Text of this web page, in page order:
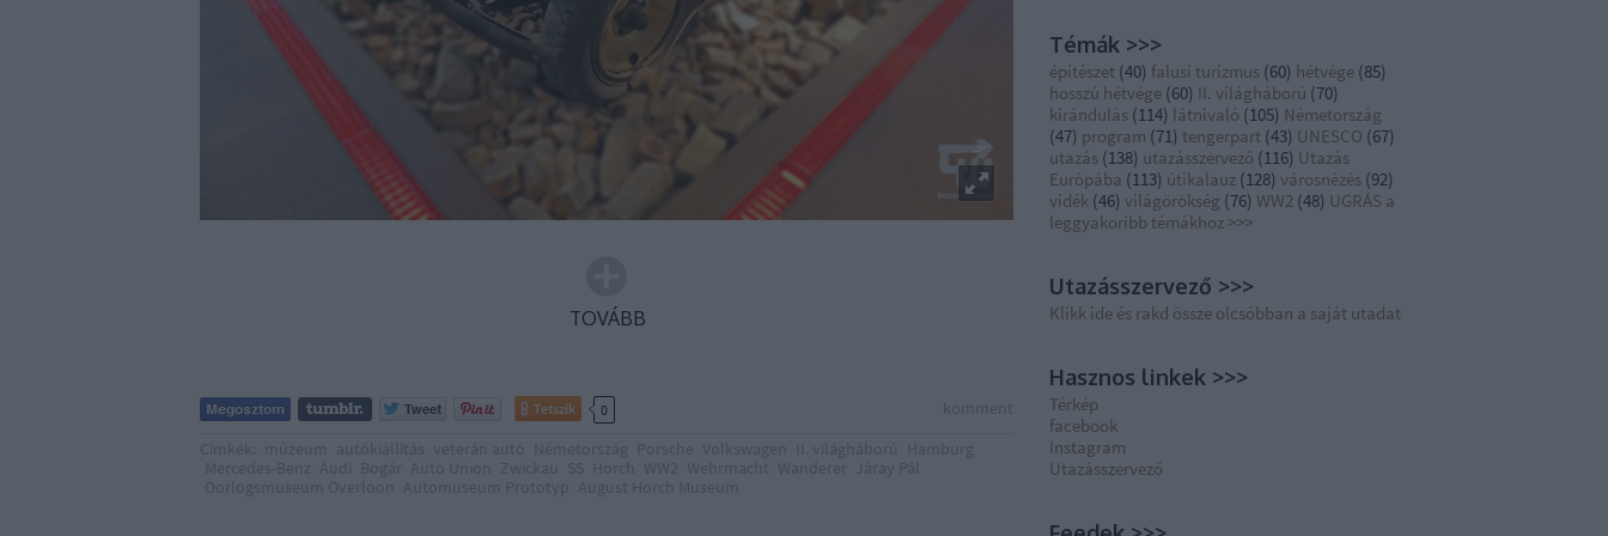
TOVÁBB
Tetszik 0
Témák >>>
építészet (40) falusi turizmus (60) hétvége (85)
hosszú hétvége (60) II. világháború (70)
kirándulás (114) látnivaló (105) Németország
(47) program (71) tengerpart (43) UNESCO (67)
utazás (138) utazásszervező (116) Utazás
Európába (113) útikalauz (128) városnézés (92)
vidék (46) világörökség (76) WW2 (48) UGRÁS a
leggyakoribb témákhoz >>>
Utazásszervező >>>
Klikk ide és rakd össze olcsóbban a saját utadat
Hasznos linkek >>>
Térkép
facebook
Instagram
Utazásszervező